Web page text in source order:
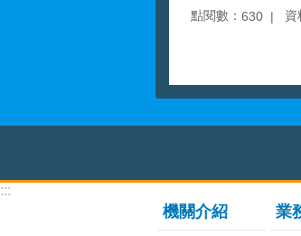
點閱數： 630 資
:::
機關介紹 業